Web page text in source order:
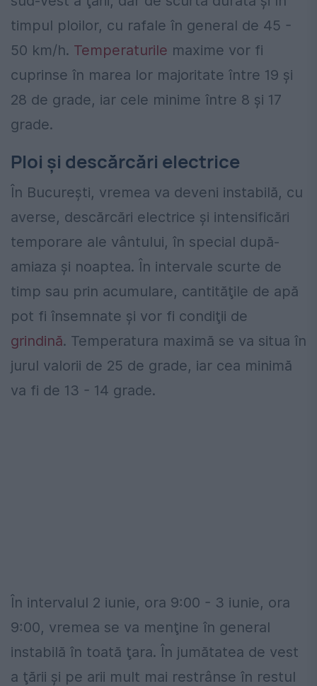
timpul ploilor, cu rafale în general de 45 -
50 km/h. Temperaturile maxime vor fi
cuprinse în marea lor majoritate între 19 şi
28 de grade, iar cele minime între 8 şi 17
grade.
Ploi și descărcări electrice
În București, vremea va deveni instabilă, cu
averse, descărcări electrice şi intensificări
temporare ale vântului, în special după-
amiaza şi noaptea. În intervale scurte de
timp sau prin acumulare, cantităţile de apă
pot fi însemnate şi vor fi condiţii de
grindină. Temperatura maximă se va situa în
jurul valorii de 25 de grade, iar cea minimă
va fi de 13 - 14 grade.
În intervalul 2 iunie, ora 9:00 - 3 iunie, ora
9:00, vremea se va menţine în general
instabilă în toată ţara. În jumătatea de vest
a ţării şi pe arii mult mai restrânse în restul